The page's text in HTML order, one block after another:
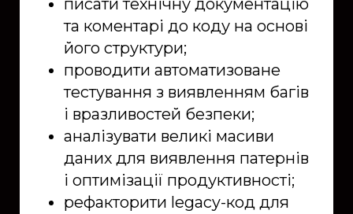
писати технічну документацію
та коментарі до коду на основі
його структури;
проводити автоматизоване
тестування з виявленням багів
і вразливостей безпеки;
аналізувати великі масиви
даних для виявлення патернів
і оптимізації продуктивності;
рефакторити legacy-код для